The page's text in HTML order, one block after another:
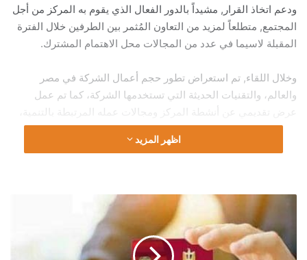
ودعم اتخاذ القرار, مشيداً بالدور الفعال الذي يقوم به المركز من أجل
المجتمع, متطلعاً لمزيد من التعاون المُثمر بين الطرفين خلال الفترة
المقبلة لاسيما في عدد من المجالات محل الاهتمام المشترك.
وخلال اللقاء, تم استعراض تطور حجم أعمال الشركة في مصر
والعالم، والتقنيات الحديثة التي تستخدمها الشركة، كما تم عمل
عرض تقديمي عن أنشطة المركز ومجالات عمله المرتبطة بالتنمية،
وبحث الطرفان كيفية توظيف التطبيقات الحديثة للإسراع بمعدلات
التنمية في المجالات المختلفة وخاصة تقنيات الذكاء الإصطناعي
اظهر المزيد
و"بنوك
مصر"
يصدران